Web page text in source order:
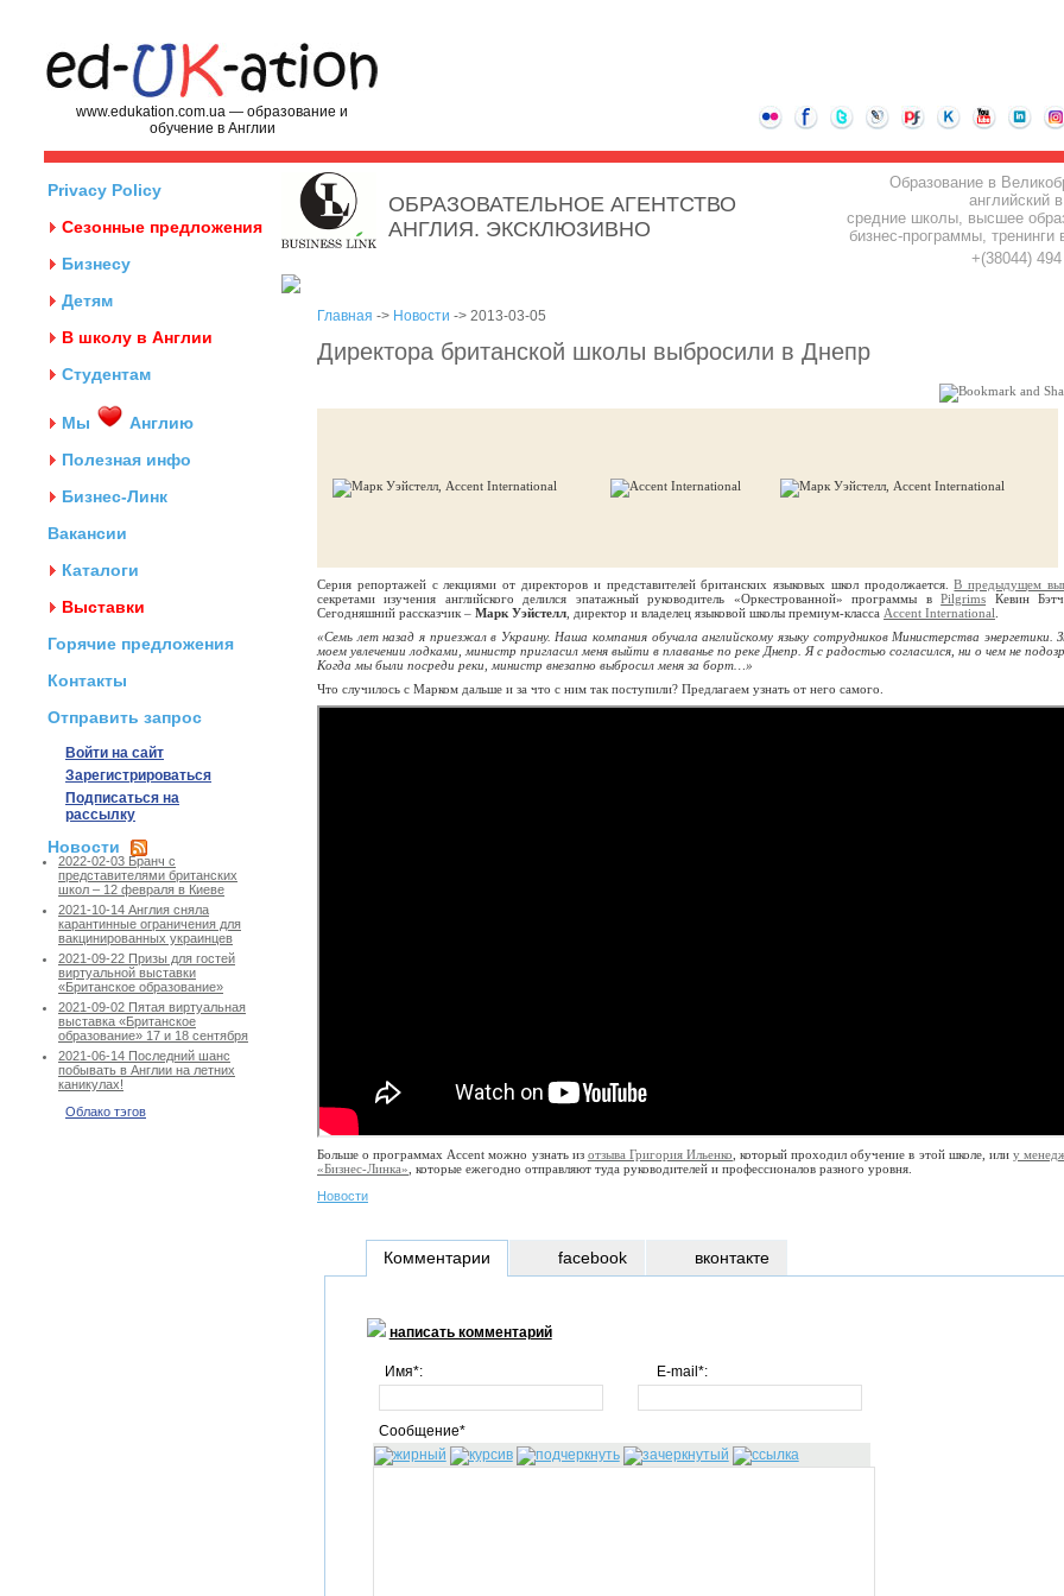
www.edukation.com.ua — образование и
обучение в Англии
Privacy Policy
Сезонные предложения
Бизнесу
Детям
В школу в Англии
Студентам
Мы
Англию
Полезная инфо
Бизнес-Линк
Вакансии
Каталоги
Выставки
Горячие предложения
Контакты
Отправить запрос
Войти на сайт
Зарегистрироваться
Подписаться на
рассылку
Новости
2022-02-03 Бранч с
представителями британских
школ – 12 февраля в Киеве
2021-10-14 Англия сняла
карантинные ограничения для
вакцинированных украинцев
2021-09-22 Призы для гостей
виртуальной выставки
«Британское образование»
2021-09-02 Пятая виртуальная
выставка «Британское
образование» 17 и 18 сентября
2021-06-14 Последний шанс
побывать в Англии на летних
каникулах!
Облако тэгов
ОБРАЗОВАТЕЛЬНОЕ АГЕНТСТВО
АНГЛИЯ. ЭКСКЛЮЗИВНО
Образование в
английский
средние школы, высшее
бизнес-программы, тренинги
+(38044)
Главная -> Новости -> 2013-03-05
Директора британской школы выбросили в Днепр
Серия репортажей с лекциями от директоров и представителей британских языковых школ продолжается.В предыдущем
секретами изучения английского делился эпатажный руководитель «Оркестрованной» программы вPilgrims Кевин
Сегодняшний рассказчик – Марк Уэйстелл , директор и владелец языковой школы премиум-класса Accent International
«Семь лет назад я приезжал в Украину. Наша компания обучала английскому языку сотрудников Министерства энергетики.
моем увлечении лодками, министр пригласил меня выйти в плаванье по реке Днепр. Я с радостью согласился, ни о чем не
Когда мы были посреди реки, министр внезапно выбросил меня за борт…»
Что случилось с Марком дальше и за что с ним так поступили? Предлагаем узнать от него самого.
Больше о программах Accent можно узнать из отзыва Григория Ильенко , который проходил обучение в этой школе, или у
«Бизнес-Линка» , которые ежегодно отправляют туда руководителей и профессионалов разного уровня.
Новости
Комментарии
написать комментарий
Имя*: E-mail*:
Сообщение*
facebook вконтакте